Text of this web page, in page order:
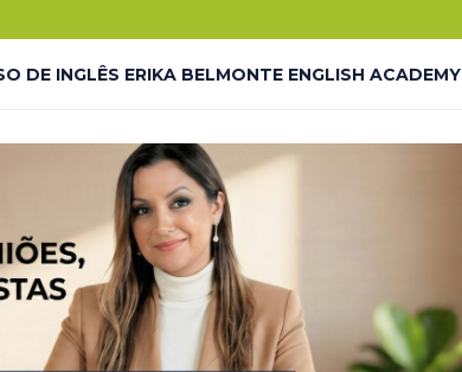
DE INGLÊS ERIKA BELMONTE ENGLISH ACADEMY
– LP
GRATUITAS YOUTUBE – THANK YOU
YOU JORNADA DO INGLÊS – LP